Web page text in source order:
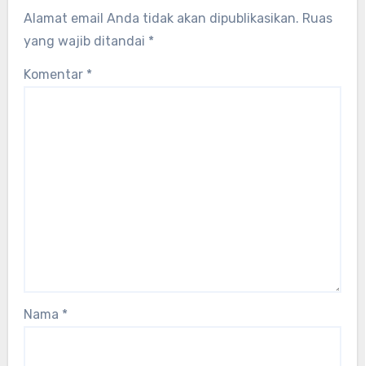
Alamat email Anda tidak akan dipublikasikan. Ruas
yang wajib ditandai *
Komentar *
Nama *